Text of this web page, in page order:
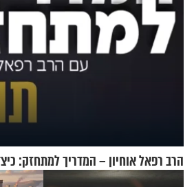
הרב רפאל אוחיון – המדריך למתחזק: